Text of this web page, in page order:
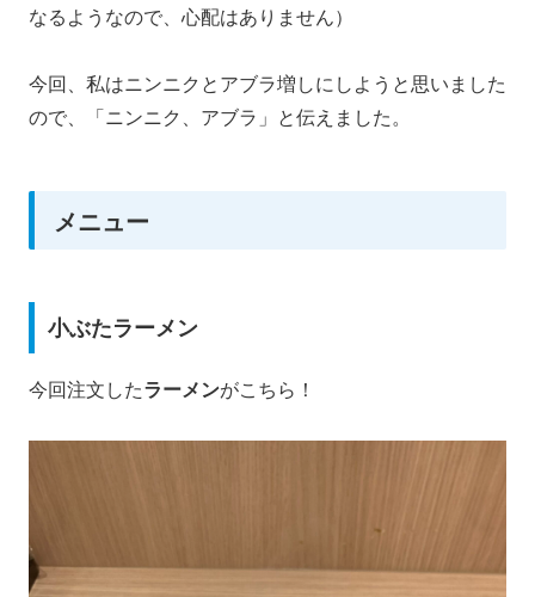
なるようなので、心配はありません）
今回、私はニンニクとアブラ増しにしようと思いました
ので、「ニンニク、アブラ」と伝えました。
メニュー
小ぶたラーメン
今回注文したラーメンがこちら！